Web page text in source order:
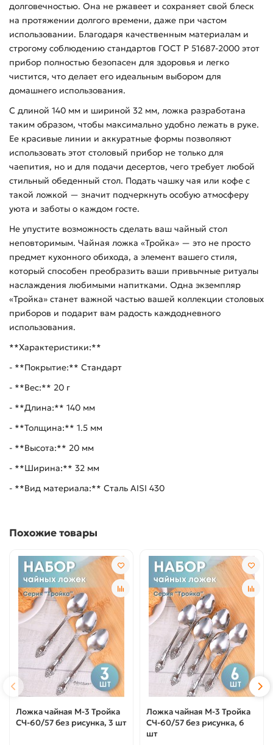
долговечностью. Она не ржавеет и сохраняет свой блеск
на протяжении долгого времени, даже при частом
использовании. Благодаря качественным материалам и
строгому соблюдению стандартов ГОСТ Р 51687-2000 этот
прибор полностью безопасен для здоровья и легко
чистится, что делает его идеальным выбором для
домашнего использования.
С длиной 140 мм и шириной 32 мм, ложка разработана
таким образом, чтобы максимально удобно лежать в руке.
Ее красивые линии и аккуратные формы позволяют
использовать этот столовый прибор не только для
чаепития, но и для подачи десертов, чего требует любой
стильный обеденный стол. Подать чашку чая или кофе с
такой ложкой — значит подчеркнуть особую атмосферу
уюта и заботы о каждом госте.
Не упустите возможность сделать ваш чайный стол
неповторимым. Чайная ложка «Тройка» — это не просто
предмет кухонного обихода, а элемент вашего стиля,
который способен преобразить ваши привычные ритуалы
наслаждения любимыми напитками. Одна экземпляр
«Тройка» станет важной частью вашей коллекции столовых
приборов и подарит вам радость каждодневного
использования.
**Характеристики:**
- **Покрытие:** Стандарт
- **Вес:** 20 г
- **Длина:** 140 мм
- **Толщина:** 1.5 мм
- **Высота:** 20 мм
- **Ширина:** 32 мм
- **Вид материала:** Сталь AISI 430
Похожие товары
Ложка чайная М-3 Тройка
СЧ-60/57 без рисунка, 3 шт
Ложка чайная М-3 Тройка
СЧ-60/57 без рисунка, 6
шт